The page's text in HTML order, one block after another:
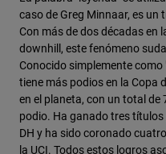
Guía de cuidado de
Bolsas y Mochilas
Calcetines
Stickers
Otros Accesorios
Ver todo
Sudaderas
Chaquetas
Pantalones
Pantalones Cortos
Bañadores
Ver todo
caso de Greg Minnaar, es un
Con más de dos décadas en
downhill, este fenómeno
Conocido simplemente como
tiene más podios en la Copa
en el planeta, con un total de
podio. Ha ganado tres títulos
DH y ha sido coronado
la UCI. Todos estos logros